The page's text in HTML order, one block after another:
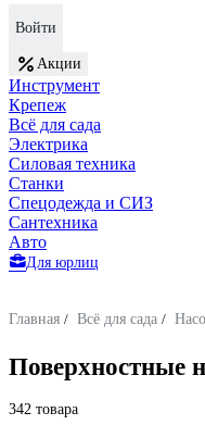
Войти
Акции
Инструмент
Крепеж
Всё для сада
Электрика
Силовая техника
Станки
Спецодежда и СИЗ
Сантехника
Авто
Для юрлиц
Главная / Всё для сада /
Поверхностные
342 товара